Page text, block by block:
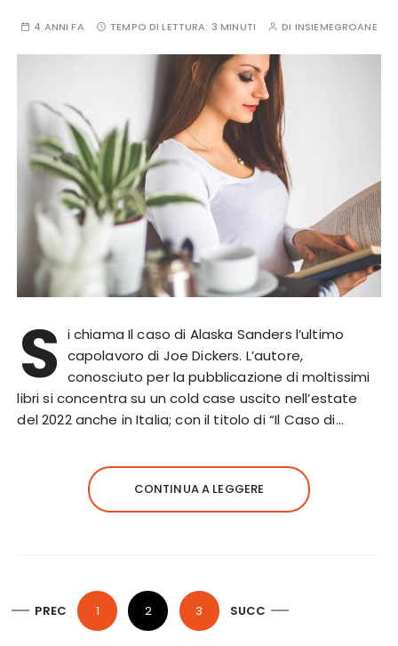
4 ANNI FA TEMPO DI LETTURA: 3 MINUTI DI INSIEMEGROANE
S i chiama Il caso di Alaska Sanders l’ultimo
capolavoro di Joe Dickers. L’autore,
conosciuto per la pubblicazione di moltissimi
libri si concentra su un cold case uscito nell’estate
del 2022 anche in Italia; con il titolo di “Il Caso di…
CONTINUA A LEGGERE
PREC 1 2 3 SUCC